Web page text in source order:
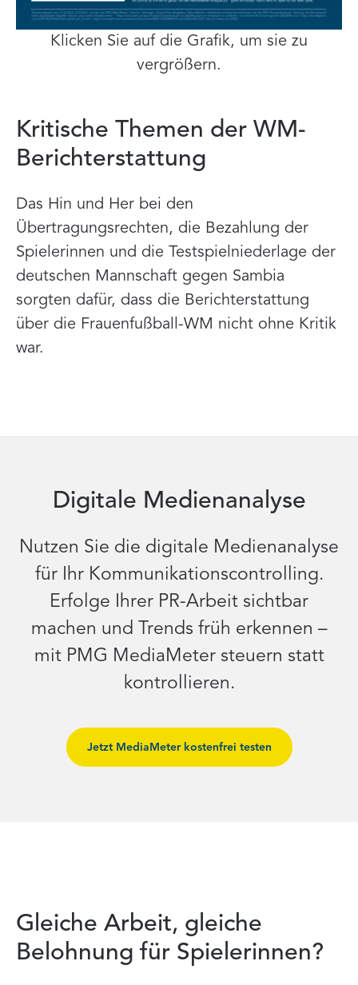
Klicken Sie auf die Grafik, um sie zu
vergrößern.
Kritische Themen der WM-
Berichterstattung
Das Hin und Her bei den
Übertragungsrechten, die Bezahlung der
Spielerinnen und die Testspielniederlage der
deutschen Mannschaft gegen Sambia
sorgten dafür, dass die Berichterstattung
über die Frauenfußball-WM nicht ohne Kritik
war.
Digitale Medienanalyse
Nutzen Sie die digitale Medienanalyse
für Ihr Kommunikationscontrolling.
Erfolge Ihrer PR-Arbeit sichtbar
machen und Trends früh erkennen –
mit PMG MediaMeter steuern statt
kontrollieren.
Jetzt MediaMeter kostenfrei testen
Gleiche Arbeit, gleiche
Belohnung für Spielerinnen?